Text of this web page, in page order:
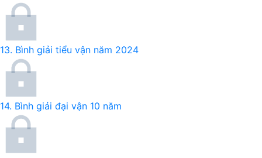
13. Bình giải tiểu vận năm 2024
14. Bình giải đại vận 10 năm